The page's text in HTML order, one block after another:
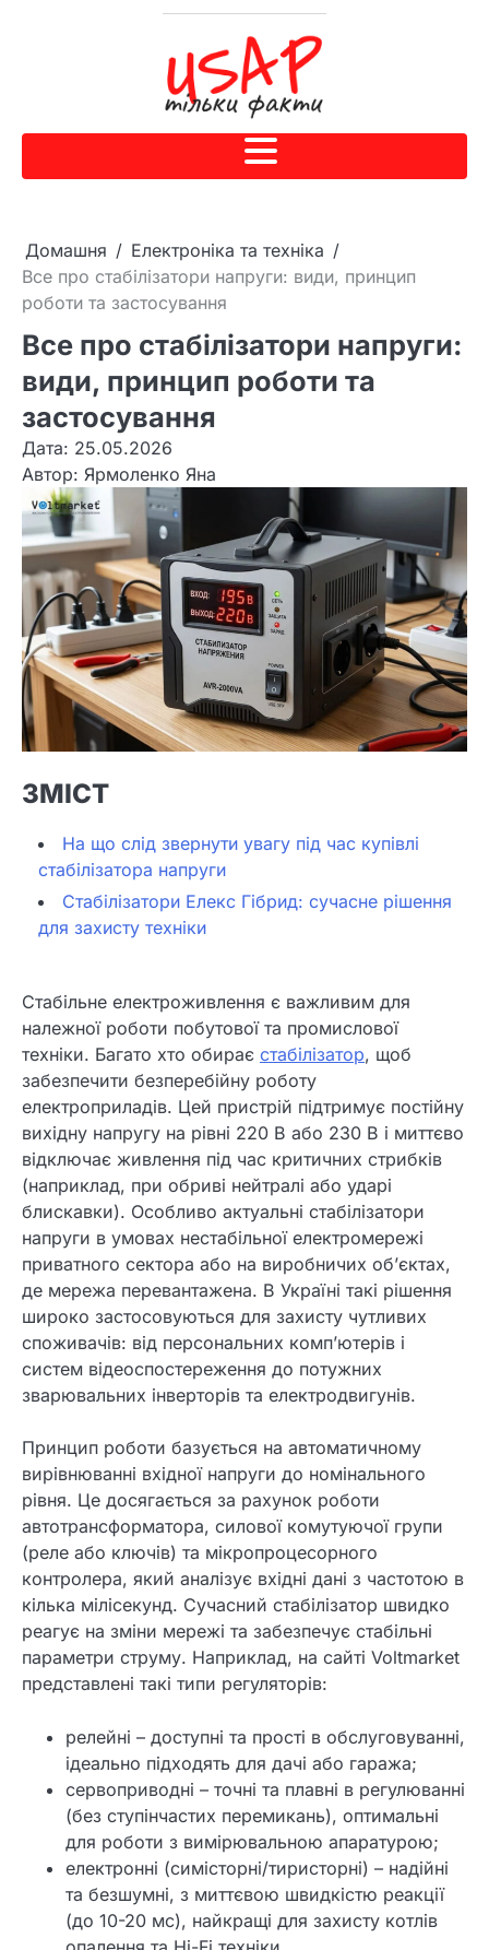
Домашня
Електроніка та техніка
Все про стабілізатори напруги: види, принцип
роботи та застосування
Все про стабілізатори напруги:
види, принцип роботи та
застосування
Дата: 25.05.2026
Автор: Ярмоленко Яна
ЗМІСТ
На що слід звернути увагу під час купівлі
стабілізатора напруги
Стабілізатори Елекс Гібрид: сучасне рішення
для захисту техніки
Стабільне електроживлення є важливим для
належної роботи побутової та промислової
техніки. Багато хто обирає стабілізатор, щоб
забезпечити безперебійну роботу
електроприладів. Цей пристрій підтримує постійну
вихідну напругу на рівні 220 В або 230 В і миттєво
відключає живлення під час критичних стрибків
(наприклад, при обриві нейтралі або ударі
блискавки). Особливо актуальні стабілізатори
напруги в умовах нестабільної електромережі
приватного сектора або на виробничих об’єктах,
де мережа перевантажена. В Україні такі рішення
широко застосовуються для захисту чутливих
споживачів: від персональних комп’ютерів і
систем відеоспостереження до потужних
зварювальних інверторів та електродвигунів.
Принцип роботи базується на автоматичному
вирівнюванні вхідної напруги до номінального
рівня. Це досягається за рахунок роботи
автотрансформатора, силової комутуючої групи
(реле або ключів) та мікропроцесорного
контролера, який аналізує вхідні дані з частотою в
кілька мілісекунд. Сучасний стабілізатор швидко
реагує на зміни мережі та забезпечує стабільні
параметри струму. Наприклад, на сайті Voltmarket
представлені такі типи регуляторів:
релейні – доступні та прості в обслуговуванні,
ідеально підходять для дачі або гаража;
сервоприводні – точні та плавні в регулюванні
(без ступінчастих перемикань), оптимальні
для роботи з вимірювальною апаратурою;
електронні (симісторні/тиристорні) – надійні
та безшумні, з миттєвою швидкістю реакції
(до 10-20 мс), найкращі для захисту котлів